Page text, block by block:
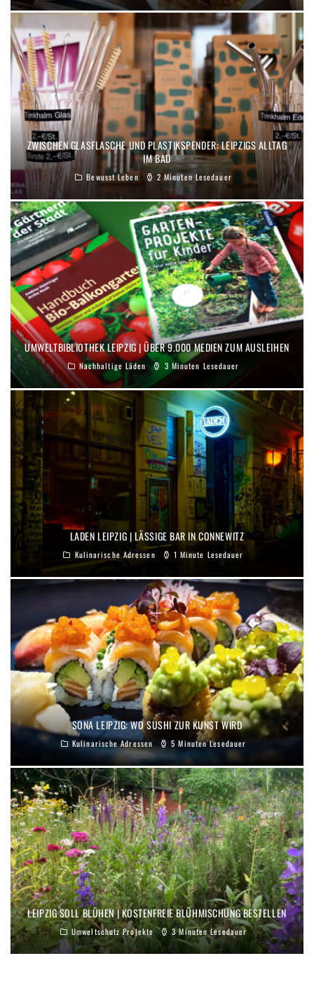
ZWISCHEN GLASFLASCHE UND PLASTIKSPENDER: LEIPZIGS ALLTAG
IM BAD
Bewusst Leben 2 Minuten Lesedauer
UMWELTBIBLIOTHEK LEIPZIG | ÜBER 9.000 MEDIEN ZUM AUSLEIHEN
Nachhaltige Läden 3 Minuten Lesedauer
LADEN LEIPZIG | LÄSSIGE BAR IN CONNEWITZ
Kulinarische Adressen 1 Minute Lesedauer
SONA LEIPZIG: WO SUSHI ZUR KUNST WIRD
Kulinarische Adressen 5 Minuten Lesedauer
LEIPZIG SOLL BLÜHEN | KOSTENFREIE BLÜHMISCHUNG BESTELLEN
Umweltschutz Projekte 3 Minuten Lesedauer